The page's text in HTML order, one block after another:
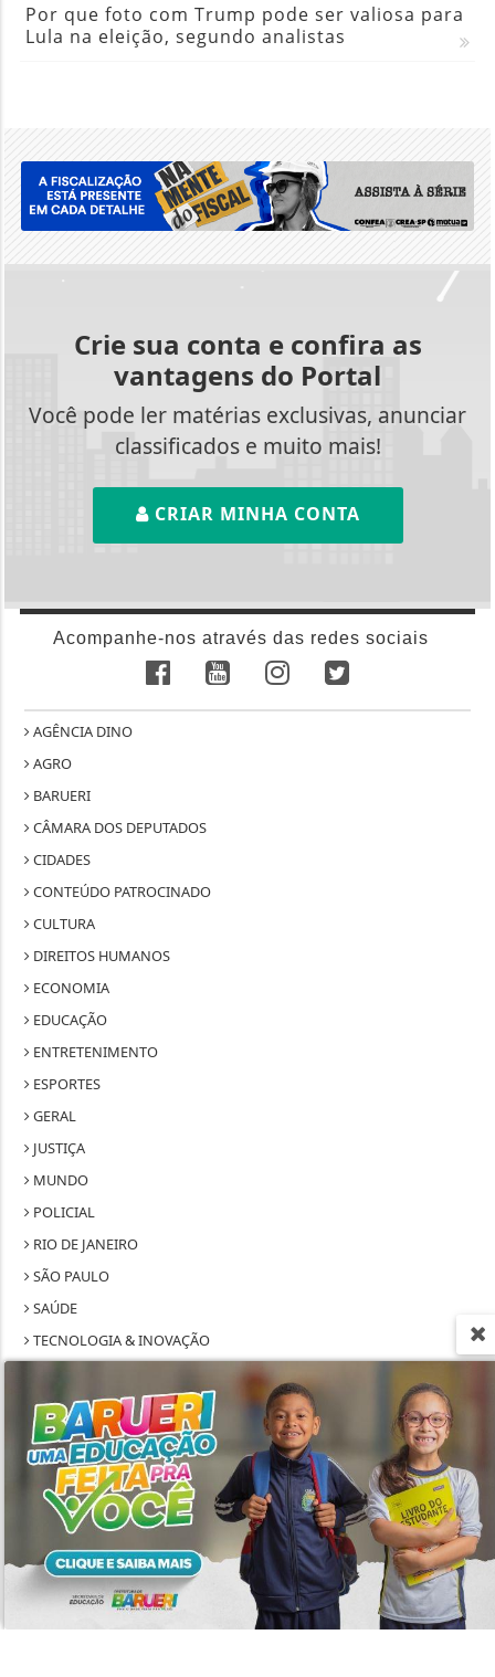
Por que foto com Trump pode ser valiosa para
Lula na eleição, segundo analistas
Crie sua conta e confira as
vantagens do Portal
Você pode ler matérias exclusivas, anunciar
classificados e muito mais!
CRIAR MINHA CONTA
Acompanhe-nos através das redes sociais
AGÊNCIA DINO
AGRO
BARUERI
CÂMARA DOS DEPUTADOS
CIDADES
CONTEÚDO PATROCINADO
CULTURA
DIREITOS HUMANOS
ECONOMIA
EDUCAÇÃO
ENTRETENIMENTO
ESPORTES
GERAL
JUSTIÇA
MUNDO
POLICIAL
RIO DE JANEIRO
SÃO PAULO
SAÚDE
TECNOLOGIA & INOVAÇÃO
SEU SITE - TODOS OS DIREITOS RESERVADOS.
TERMOS DE USO E PRIVACIDADE
EXPEDIENTE
Termos de Uso e Privacidade
Esse site utiliza cookies para melhorar sua
experiência de navegação. Ao continuar o acesso,
entendemos que você concorda com nossos Termos
de Uso e Privacidade.
PARA MAIS INFORMAÇÕES,
ACESSE NOSSOS TERMOS
CLICANDO AQUI
PROSSEGUIR